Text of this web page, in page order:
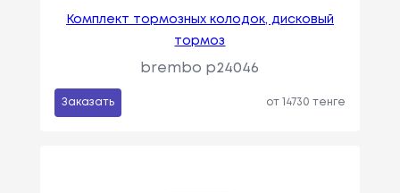
Комплект тормозных колодок, дисковый
тормоз
brembo p24046
Заказать от 14730 тенге